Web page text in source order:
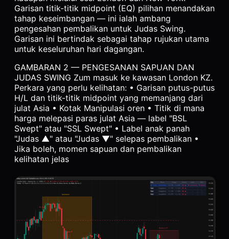
Garisan titik-titik midpoint (EQ) pilihan menandakan
tahap keseimbangan — ini ialah ambang
pengesahan pembalikan untuk Judas Swing.
Garisan ini bertindak sebagai tahap rujukan utama
untuk keseluruhan hari dagangan.
GAMBARAN 2 — PENGESANAN SAPUAN DAN
JUDAS SWING Zum masuk ke kawasan London KZ.
Perkara yang perlu kelihatan: • Garisan putus-putus
H/L dan titik-titik midpoint yang memanjang dari
julat Asia • Kotak Manipulasi oren • Titik di mana
harga melepasi paras julat Asia — label "BSL
Swept" atau "SSL Swept" • Label anak panah
"Judas ▲" atau "Judas ▼" selepas pembalikan •
Jika boleh, momen sapuan dan pembalikan
kelihatan jelas